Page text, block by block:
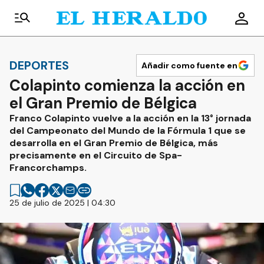
DEPORTES Añadir como fuente en
Colapinto comienza la acción en
el Gran Premio de Bélgica
Franco Colapinto vuelve a la acción en la 13° jornada
del Campeonato del Mundo de la Fórmula 1 que se
desarrolla en el Gran Premio de Bélgica, más
precisamente en el Circuito de Spa-
Francorchamps.
25 de julio de 2025 | 04:30